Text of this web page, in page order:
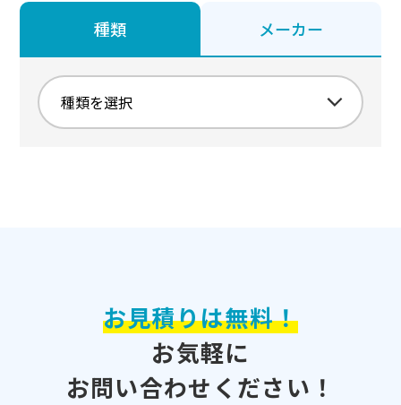
種類 メーカー
お見積りは無料！
お気軽に
お問い合わせください！